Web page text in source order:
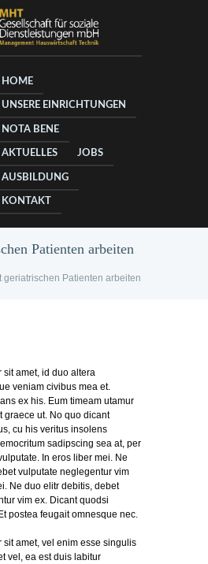
HOME
UNSERE EINRICHTUNGEN
NOTA BENE
AKTUELLES JOBS
AUSBILDUNG
KONTAKT
Patienten arbeiten
geriatrischen Patienten arbeiten
sit amet, id duo altera
veniam civibus mea et.
ex his. Eum timeam utamur
graece ut. No quo dicant
cu his veritus insolens
sadipscing sea at, per
In eros liber mei. Ne
vulputate neglegentur vim
Ne duo elitr debitis, debet
vim ex. Dicant quodsi
postea feugait omnesque nec.
sit amet, vel enim esse singulis
vel, ea est duis labitur